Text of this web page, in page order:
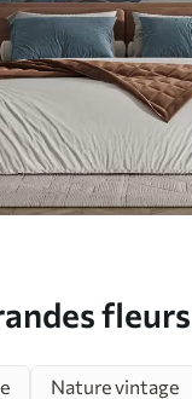
Nature vintage